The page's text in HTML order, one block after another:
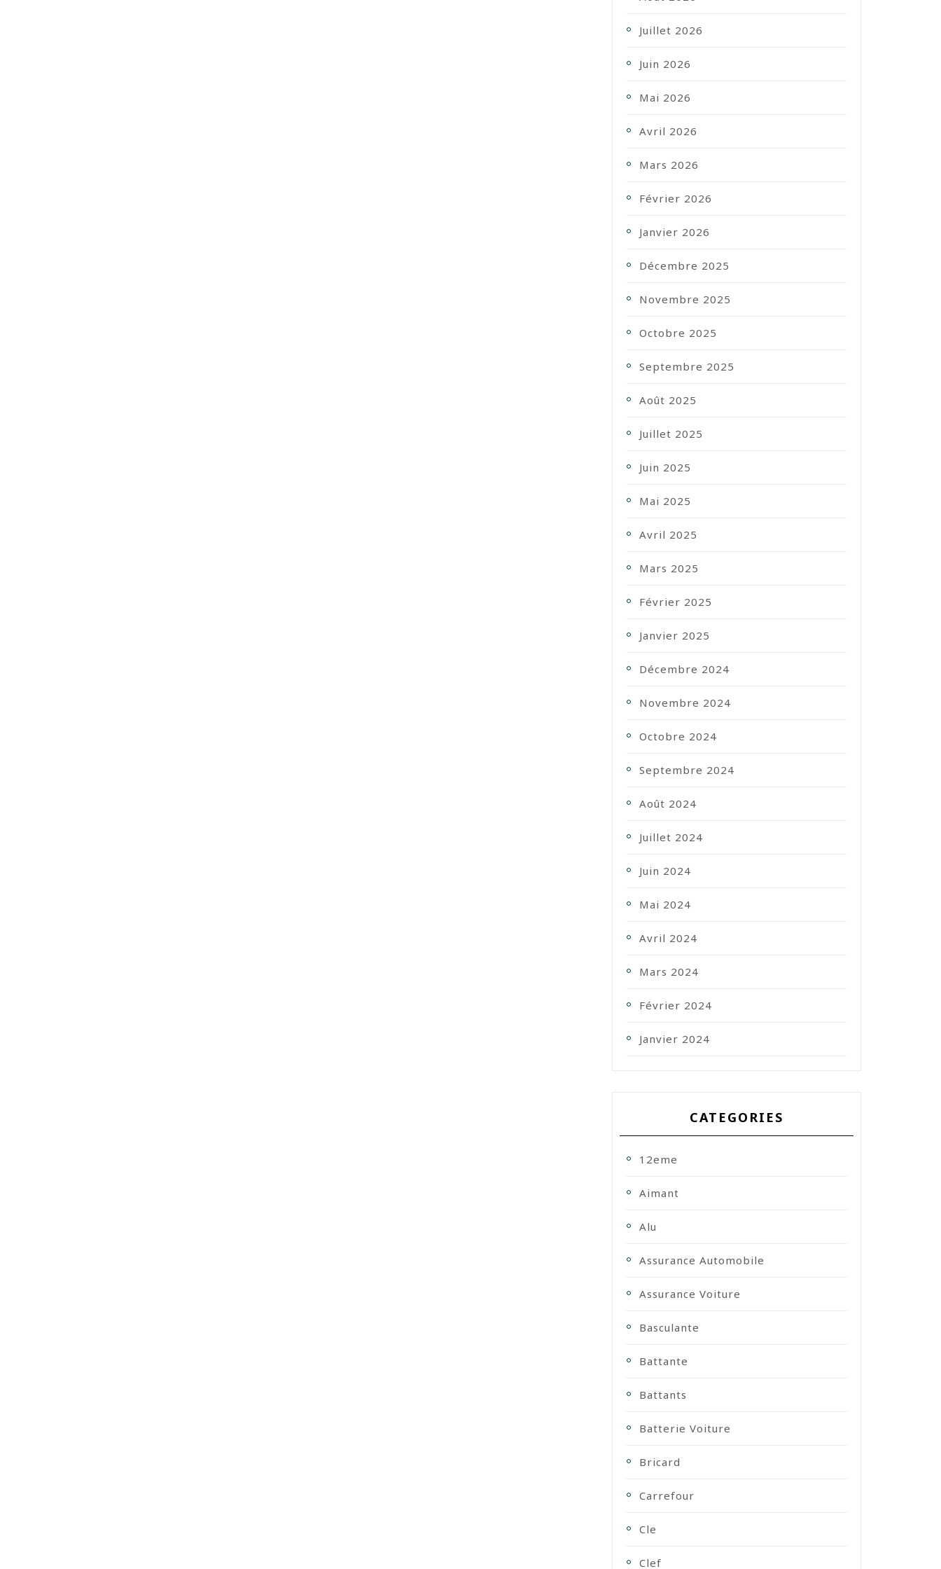
Juillet 2026
Juin 2026
Mai 2026
Avril 2026
Mars 2026
Février 2026
Janvier 2026
Décembre 2025
Novembre 2025
Octobre 2025
Septembre 2025
Août 2025
Juillet 2025
Juin 2025
Mai 2025
Avril 2025
Mars 2025
Février 2025
Janvier 2025
Décembre 2024
Novembre 2024
Octobre 2024
Septembre 2024
Août 2024
Juillet 2024
Juin 2024
Mai 2024
Avril 2024
Mars 2024
Février 2024
Janvier 2024
CATEGORIES
12eme
Aimant
Alu
Assurance Automobile
Assurance Voiture
Basculante
Battante
Battants
Batterie Voiture
Bricard
Carrefour
Cle
Clef